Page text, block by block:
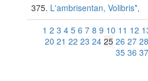
L'ambrisentan, Volibris*,
1 2 3 4 5 6 7 8 9 10 11 12
20 21 22 23 24 25 26 27 28
35 36 37